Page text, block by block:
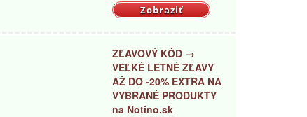
Zobraziť
ZĽAVOVÝ KÓD →
VEĽKÉ LETNÉ ZĽAVY
AŽ DO -20% EXTRA NA
VYBRANÉ PRODUKTY
na Notino.sk